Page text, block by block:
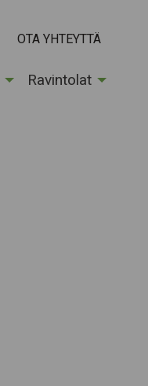
OTA YHTEYTTÄ
Ravintolat